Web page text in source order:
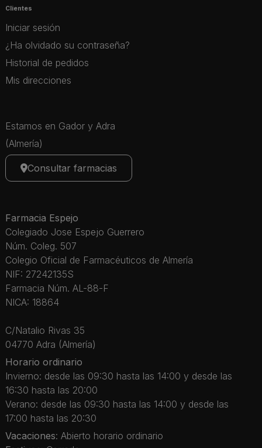
Clientes
Iniciar sesión
¿Ha olvidado su contraseña?
Historial de pedidos
Mis direcciones
Estamos en Gador y Adra
(Almería)
Consultar farmacias
Farmacia Espejo
Colegiado Jose Espejo Guerrero
Núm. Coleg. 507
Colegio Oficial de Farmacéuticos de Almería
NIF: 27242135S
Farmacia Núm. AL-88-F
NICA: 18864
C/Natalio Rivas 35
04770 Adra (Almería)
Horario ordinario
Invierno: desde las 09:30 hasta las 14:00 y desde las
16:30 hasta las 20:00
Verano: desde las 09:30 hasta las 14:00 y desde las
17:00 hasta las 20:30
Vacaciones: Abierto horario ordinario